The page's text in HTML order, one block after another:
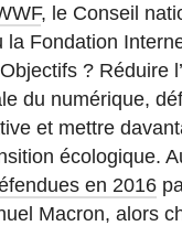
, le Conseil
la Fon­da­tion
? Réduire
du nu­mé­rique,
et mettre
éco­lo­gique.
en 2016
Macron, alors